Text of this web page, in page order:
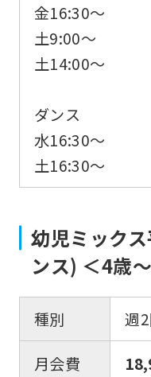
金16:30～
土9:00～
土14:00～
ダンス
水16:30〜
土16:30～
幼児ミック
ンス) ＜4歳
種別
週
月会費